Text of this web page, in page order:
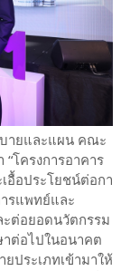
ายและแผน คณะ
โครงการอาคาร
อื้อประโยชน์ต่อกา
รแพทย์และ
ะต่อยอดนวัตกรรม
าต่อไปในอนาคต
ประเภทเข้ามาให้